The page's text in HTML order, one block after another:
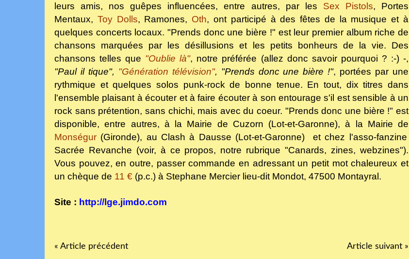
leurs amis, nos guêpes influencées, entre autres, par les Sex Pistols, Portes
Mentaux, Toy Dolls, Ramones, Oth, ont participé à des fêtes de la musique et à
quelques concerts locaux. "Prends donc une bière !" est leur premier album riche de
chansons marquées par les désillusions et les petits bonheurs de la vie. Des
chansons telles que "Oublie là", notre préférée (allez donc savoir pourquoi ? :-) -,
"Paul il tique", "Génération télévision", "Prends donc une bière !", portées par une
rythmique et quelques solos punk-rock de bonne tenue. En tout, dix titres dans
l'ensemble plaisant à écouter et à faire écouter à son entourage s'il est sensible à un
rock sans prétention, sans chichi, mais avec du coeur. "Prends donc une bière !" est
disponible, entre autres, à la Mairie de Cuzorn (Lot-et-Garonne), à la Mairie de
Monségur (Gironde), au Clash à Dausse (Lot-et-Garonne) et chez l'asso-fanzine
Sacrée Revanche (voir, à ce propos, notre rubrique "Canards, zines, webzines").
Vous pouvez, en outre, passer commande en adressant un petit mot chaleureux et
un chèque de 11 € (p.c.) à Stephane Mercier lieu-dit Mondot, 47500 Montayral.
Site : http://lge.jimdo.com
« Article précédent Article suivant »